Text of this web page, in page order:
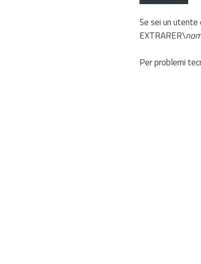
Se sei un utente
EXTRARER\
Per problemi